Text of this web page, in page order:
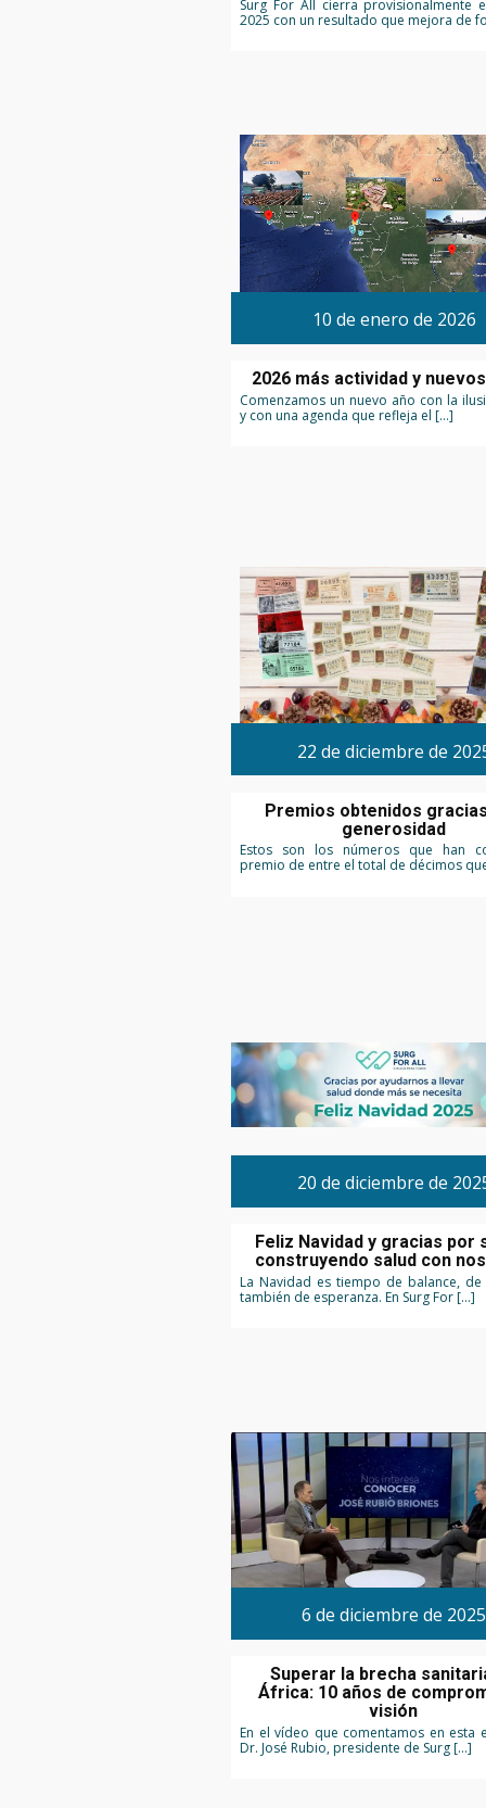
Surg For All cierra provisionalmente
2025 con un resultado que mejora de
10 de enero de 2026
2026 más actividad y
Comenzamos un nuevo año con la
y con una agenda que refleja el […]
22 de diciembre de
Premios obtenidos
generosidad
Estos son los números que han
premio de entre el total de décimos
20 de diciembre de
Feliz Navidad y gracias por
construyendo salud con
La Navidad es tiempo de balance,
también de esperanza. En Surg For […]
6 de diciembre de 2025
Superar la brecha
África: 10 años de
visión
En el vídeo que comentamos en esta
Dr. José Rubio, presidente de Surg […]